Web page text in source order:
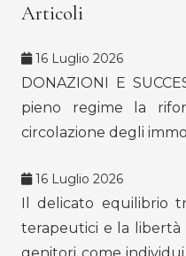
Articoli
16 Luglio 2026
DONAZIONI E
pieno regime la
circolazione degli
16 Luglio 2026
Il delicato equilibrio
terapeutici e la libertà